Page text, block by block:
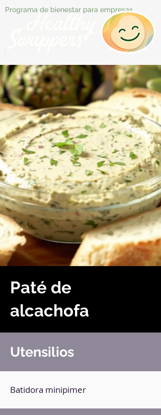
Programa de bienestar para empresas
Paté de
alcachofa
Utensilios
Batidora minipimer